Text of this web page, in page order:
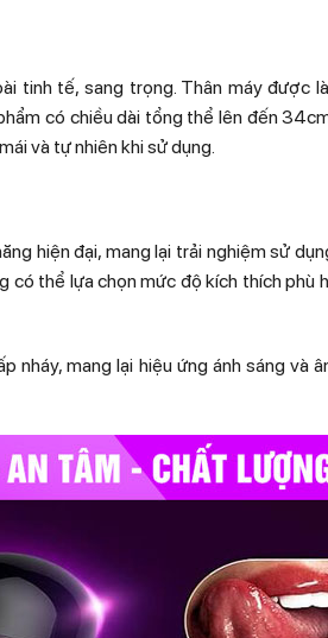
tinh tế, sang trọng. Thân máy được
có chiều dài tổng thể lên đến
và tự nhiên khi sử dụng.
hiện đại, mang lại trải nghiệm sử
có thể lựa chọn mức độ kích thích phù
nháy, mang lại hiệu ứng ánh sáng và